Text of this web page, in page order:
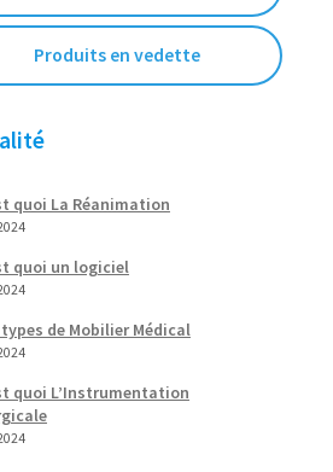
Produits en vedette
quoi La Réanimation
quoi un logiciel
types de Mobilier Médical
quoi L’Instrumentation